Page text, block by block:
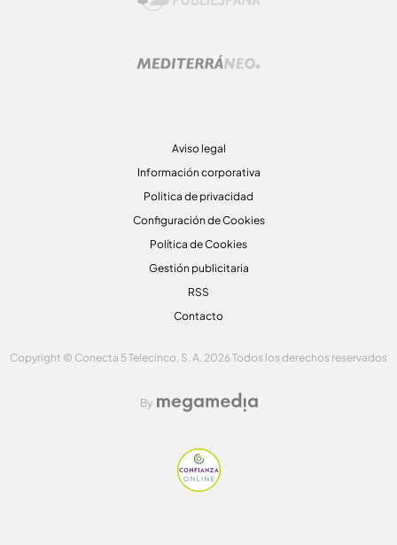
Aviso legal
Información corporativa
Politica de privacidad
Configuración de Cookies
Política de Cookies
Gestión publicitaria
RSS
Contacto
Copyright © Conecta 5 Telecinco, S. A. 2026 Todos los derechos reservados
By